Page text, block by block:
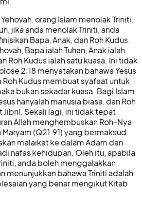
orang Islam menolak Triniti.
jika anda menolak Triniti, anda
Bapa, Anak, dan Roh Kudus.
Bapa ialah Tuhan, Anak ialah
Roh Kudus ialah satu kuasa. Ini tidak
2:18 menyatakan bahawa Yesus
Kudus membuat syafaat untuk
bukan sekadar kuasa. Bagi Islam,
hanyalah manusia biasa, dan Roh
Jibril. Sekali lagi, ini tidak tepat
Allah menghembuskan Roh-Nya
(Q21:91) yang bermaksud
malaikat ke dalam Adam dan
nafas kehidupan. Oleh itu, apabila
anda boleh menggalakkan
menunjukkan bahawa Triniti adalah
yang benar mengikut Kitab